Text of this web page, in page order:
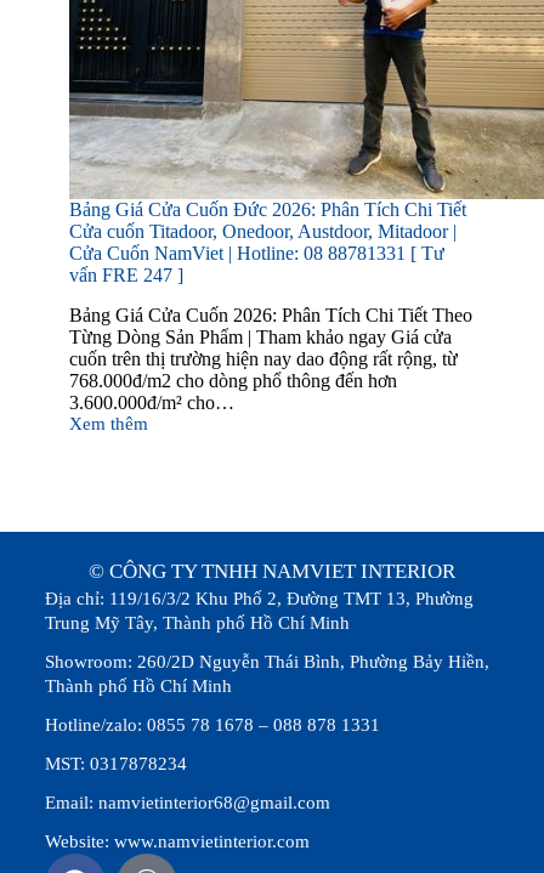
Bảng Giá Cửa Cuốn Đức 2026: Phân Tích Chi Tiết
Cửa cuốn Titadoor, Onedoor, Austdoor, Mitadoor |
Cửa Cuốn NamViet | Hotline: 08 88781331 [ Tư
vấn FRE 247 ]
Bảng Giá Cửa Cuốn 2026: Phân Tích Chi Tiết Theo
Từng Dòng Sản Phẩm | Tham khảo ngay Giá cửa
cuốn trên thị trường hiện nay dao động rất rộng, từ
768.000đ/m2 cho dòng phổ thông đến hơn
3.600.000đ/m² cho…
Xem thêm
© CÔNG TY TNHH NAMVIET INTERIOR
Địa chỉ: 119/16/3/2 Khu Phố 2, Đường TMT 13, Phường
Trung Mỹ Tây, Thành phố Hồ Chí Minh
Showroom: 260/2D Nguyễn Thái Bình, Phường Bảy Hiền,
Thành phố Hồ Chí Minh
Hotline/zalo: 0855 78 1678 – 088 878 1331
MST: 0317878234
Email: namvietinterior68@gmail.com
Website: www.namvietinterior.com